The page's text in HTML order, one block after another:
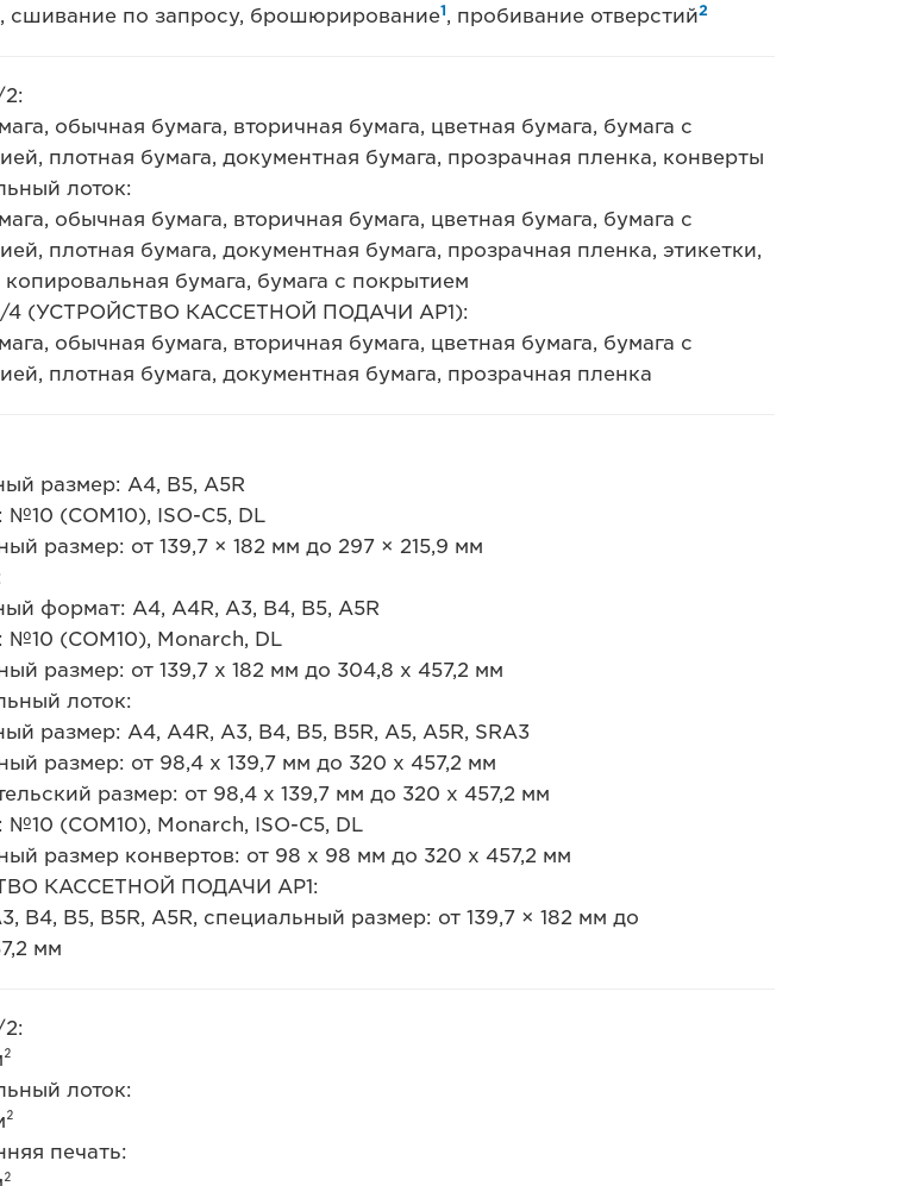
сшивание по запросу, брошюрирование1, пробивание отверстий2
обычная бумага, вторичная бумага, цветная бумага, бумага с
плотная бумага, документная бумага, прозрачная пленка, конверты
лоток:
обычная бумага, вторичная бумага, цветная бумага, бумага с
плотная бумага, документная бумага, прозрачная пленка, этикетки,
бумага, бумага с покрытием
4 (УСТРОЙСТВО КАССЕТНОЙ ПОДАЧИ AP1):
обычная бумага, вторичная бумага, цветная бумага, бумага с
плотная бумага, документная бумага, прозрачная пленка
размер: A4, B5, A5R
(COM10), ISO-C5, DL
размер: от 139,7 × 182 мм до 297 × 215,9 мм
формат: A4, A4R, A3, B4, B5, A5R
№10 (COM10), Monarch, DL
размер: от 139,7 x 182 мм до 304,8 x 457,2 мм
лоток:
размер: A4, A4R, A3, B4, B5, B5R, A5, A5R, SRA3
размер: от 98,4 x 139,7 мм до 320 x 457,2 мм
размер: от 98,4 x 139,7 мм до 320 x 457,2 мм
(COM10), Monarch, ISO-C5, DL
размер конвертов: от 98 x 98 мм до 320 x 457,2 мм
КАССЕТНОЙ ПОДАЧИ AP1:
B4, B5, B5R, A5R, специальный размер: от 139,7 × 182 мм до
мм
лоток:
печать: